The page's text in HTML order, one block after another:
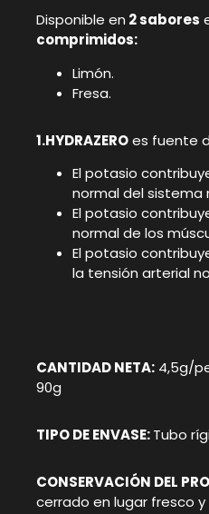
Disponible en 2 sabores
comprimidos:
Limón.
Fresa.
1.HYDRAZEROes fuente
El potasio
normal del sistema
El potasio
normal de los
El potasio
la tensión arterial
CANTIDAD NETA: 4,5g/
90g
TIPO DE ENVASE:Tubo
CONSERVACIÓN DEL
cerrado en lugar fresco y